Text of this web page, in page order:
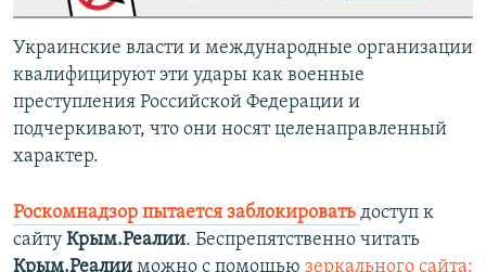
Украинские власти и международные организации
квалифицируют эти удары как военные
преступления Российской Федерации и
подчеркивают, что они носят целенаправленный
характер.
Роскомнадзор пытается заблокировать доступ к
сайту Крым.Реалии. Беспрепятственно читать
Крым.Реалии можно с помощью зеркального сайта: